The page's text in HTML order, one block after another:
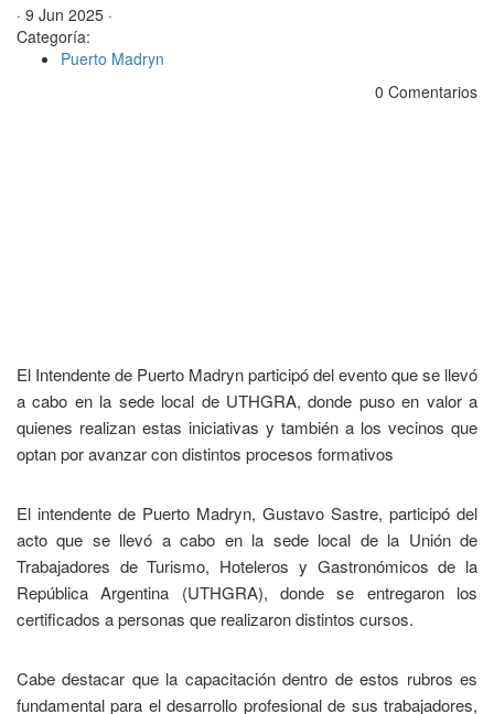
· 9 Jun 2025 ·
Categoría:
Puerto Madryn
0 Comentarios
El Intendente de Puerto Madryn participó del evento que se llevó
a cabo en la sede local de UTHGRA, donde puso en valor a
quienes realizan estas iniciativas y también a los vecinos que
optan por avanzar con distintos procesos formativos
El intendente de Puerto Madryn, Gustavo Sastre, participó del
acto que se llevó a cabo en la sede local de la Unión de
Trabajadores de Turismo, Hoteleros y Gastronómicos de la
República Argentina (UTHGRA), donde se entregaron los
certificados a personas que realizaron distintos cursos.
Cabe destacar que la capacitación dentro de estos rubros es
fundamental para el desarrollo profesional de sus trabajadores,